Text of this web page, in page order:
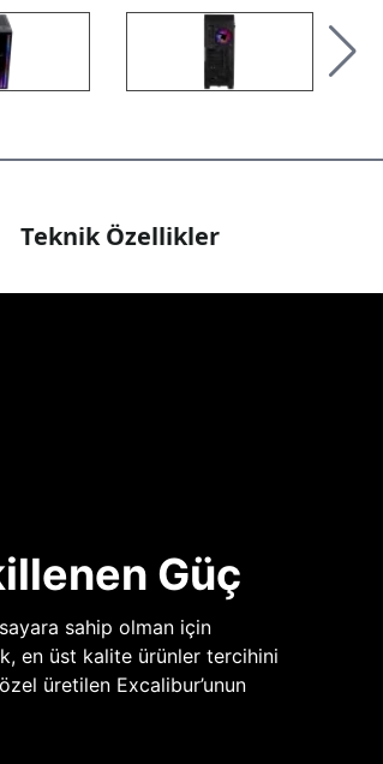
Teknik Özellikler
Güç
sahip olman için
en üst kalite ürünler tercihini
üretilen Excalibur’unun